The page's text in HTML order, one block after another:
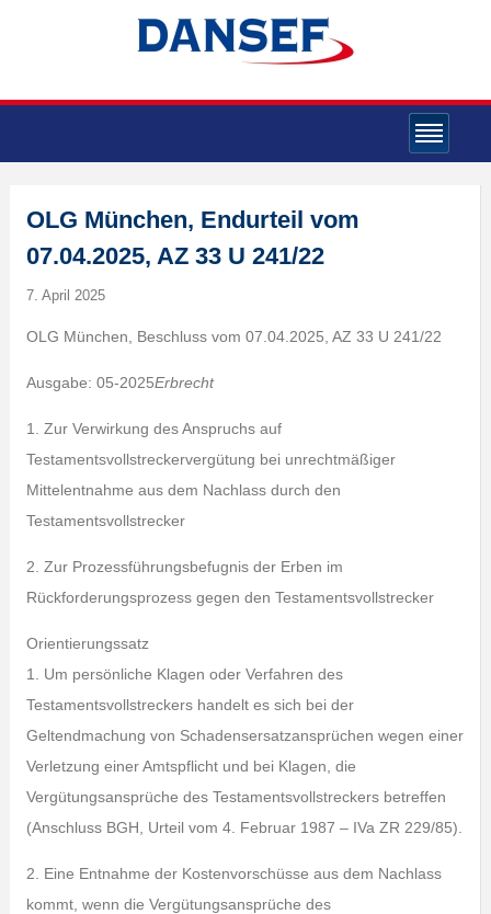
OLG München, Endurteil vom
07.04.2025, AZ 33 U 241/22
7. April 2025
OLG München, Beschluss vom 07.04.2025, AZ 33 U 241/22
Ausgabe: 05-2025Erbrecht
1. Zur Verwirkung des Anspruchs auf
Testamentsvollstreckervergütung bei unrechtmäßiger
Mittelentnahme aus dem Nachlass durch den
Testamentsvollstrecker
2. Zur Prozessführungsbefugnis der Erben im
Rückforderungsprozess gegen den Testamentsvollstrecker
Orientierungssatz
1. Um persönliche Klagen oder Verfahren des
Testamentsvollstreckers handelt es sich bei der
Geltendmachung von Schadensersatzansprüchen wegen einer
Verletzung einer Amtspflicht und bei Klagen, die
Vergütungsansprüche des Testamentsvollstreckers betreffen
(Anschluss BGH, Urteil vom 4. Februar 1987 – IVa ZR 229/85).
2. Eine Entnahme der Kostenvorschüsse aus dem Nachlass
kommt, wenn die Vergütungsansprüche des